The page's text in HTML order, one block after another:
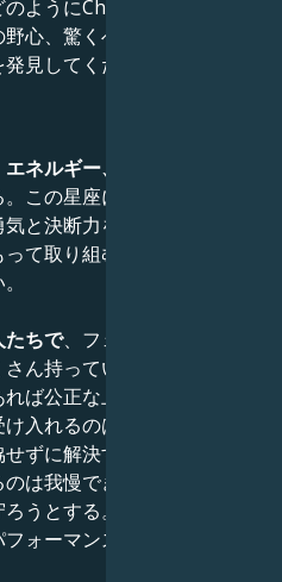
ようにCharlie Hunnamの
心、驚くべき成果、知恵、
見してください。
エネルギー、健康、闘争心
この星座に生まれた人は、
と決断力を発揮する。どん
て取り組むが、慎重さや忍
たちで、フェアプレーを重ん
ん持っているが、自分では
ば公正な上司となるが、怠
入れるのは難しい。互いの
ずに解決する。誰かに指図
は我慢できず、どんな犠牲
うとする。彼らの
ォーマンスによって得た自